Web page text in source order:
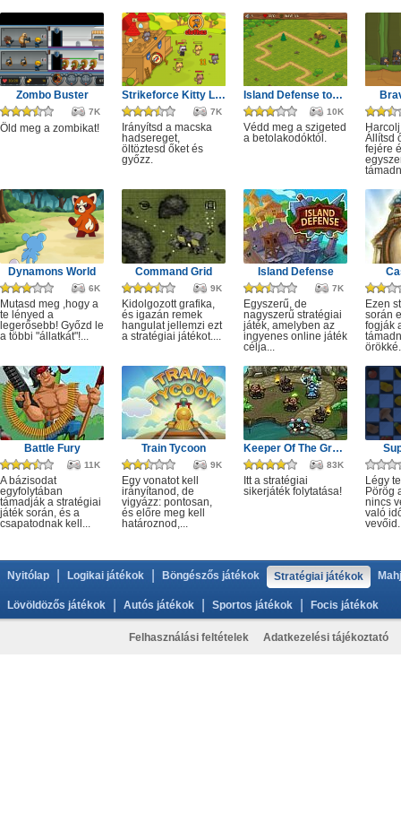
Zombo Buster
7K
Öld meg a zombikat!
Strikeforce Kitty Last Stand
7K
Irányítsd a macska
hadsereget,
öltöztesd őket és
győzz.
Island Defense tower
10K
Védd meg a szigeted
a betolakodóktól.
Állítsd
fejére
Dynamons World
6K
Mutasd meg ,hogy a
te lényed a
legerősebb! Győzd le
a többi "állatkát"!...
Command Grid
9K
Kidolgozott grafika,
és igazán remek
hangulat jellemzi ezt
a stratégiai játékot....
Island Defense
7K
Egyszerű, de
nagyszerű stratégiai
játék, amelyben az
ingyenes online játék
célja...
Ezen
során
fogják
Battle Fury
11K
A bázisodat
egyfolytában
támadják a stratégiai
játék során, és a
csapatodnak kell...
Train Tycoon
9K
Egy vonatot kell
irányítanod, de
vigyázz: pontosan,
és előre meg kell
határoznod,...
Keeper Of The Grove 2
83K
Itt a stratégiai
sikerjáték folytatása!
Légy
Pörög
nincs
való
Nyitólap Logikai játékok Böngészős játékok Stratégiai játékok
Lövöldözős játékok Autós játékok Sportos játékok Focis játékok
Felhasználási feltételek Adatkezelési tájékoztató